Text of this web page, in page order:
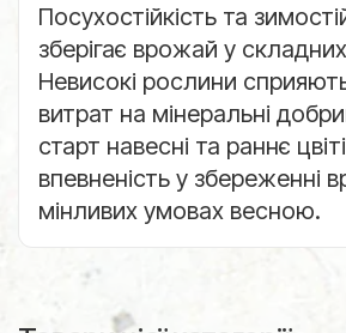
Посухостійкість та
зберігає врожай у
Невисокі рослини
витрат на мінеральні
старт навесні та раннє
впевненість у збереженні
мінливих умовах весною.